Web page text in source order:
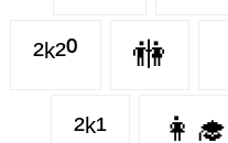
²ᵏ²⁰ 🚻
²ᵏ¹ 👩‍🎓